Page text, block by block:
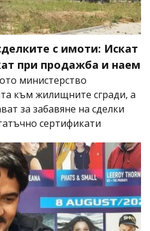
с имоти: Искат
при продажба и наем
министерство
към жилищните сгради, а
за забавяне на сделки
сертификати